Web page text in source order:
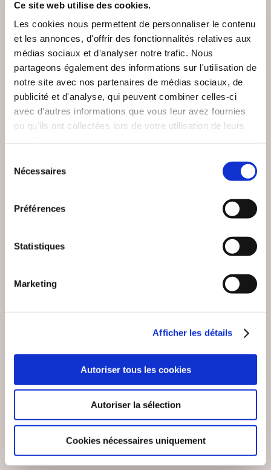
Ce site web utilise des cookies.
Les cookies nous permettent de personnaliser le contenu
et les annonces, d'offrir des fonctionnalités relatives aux
médias sociaux et d'analyser notre trafic. Nous
partageons également des informations sur l'utilisation de
notre site avec nos partenaires de médias sociaux, de
publicité et d'analyse, qui peuvent combiner celles-ci
avec d'autres informations que vous leur avez fournies
ou qu'ils ont collectées lors de votre utilisation de leurs
Nécessaires
Préférences
Statistiques
Marketing
Afficher les détails
Autoriser tous les cookies
Autoriser la sélection
Cookies nécessaires uniquement
ASTROLOGIE
DESPAROIR Célina
PERFORMANCE ET
LÂCHER-PRISE
Epanouissement personnel